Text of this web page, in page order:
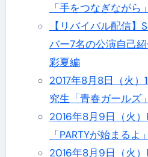
「手をつなぎながら
【リバイバル配信
バー7名の公演自己
彩夏編
2017年8月8日（火）
究生「青春ガールズ
2016年8月9日（火
「PARTYが始まるよ
2016年8月9日（火